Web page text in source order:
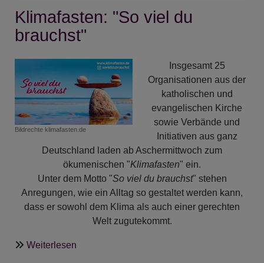
aus
Nigeria
Klimafasten: "So viel du
brauchst"
Bildrechte klimafasten.de
Insgesamt 25
Organisationen aus der
katholischen und
evangelischen Kirche
sowie Verbände und
Initiativen aus ganz
Deutschland laden ab Aschermittwoch zum
ökumenischen "Klimafasten" ein.
Unter dem Motto "So viel du brauchst" stehen
Anregungen, wie ein Alltag so gestaltet werden kann,
dass er sowohl dem Klima als auch einer gerechten
Welt zugutekommt.
Weiterlesen